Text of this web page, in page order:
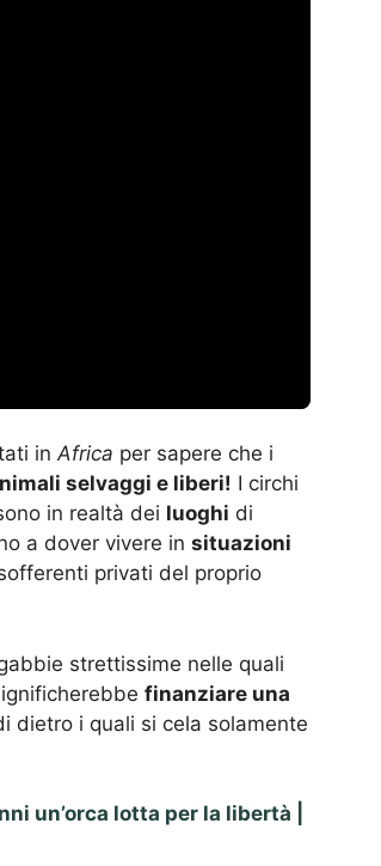
inAfrica per sapere che i
selvaggi e liberi! I circhi
in realtà dei luoghi di
a dover vivere in situazioni
privati del proprio
strettissime nelle quali
finanziare una
dietro i quali si cela solamente
un’orca lotta per la libertà |